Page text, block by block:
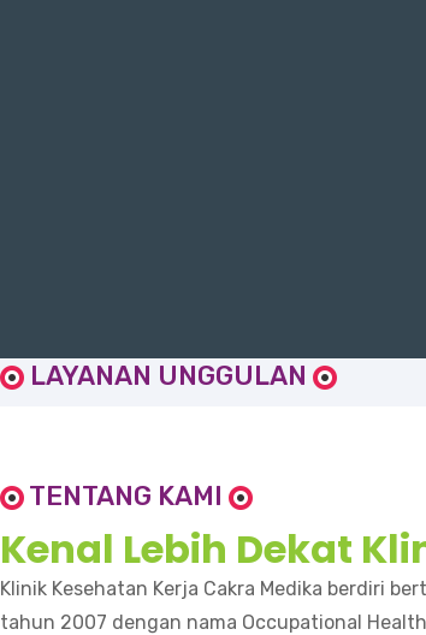
LAYANAN UNGGULAN
TENTANG KAMI
Kenal Lebih Dekat
Klinik Kesehatan Kerja Cakra Medika berdiri
tahun 2007 dengan nama Occupational